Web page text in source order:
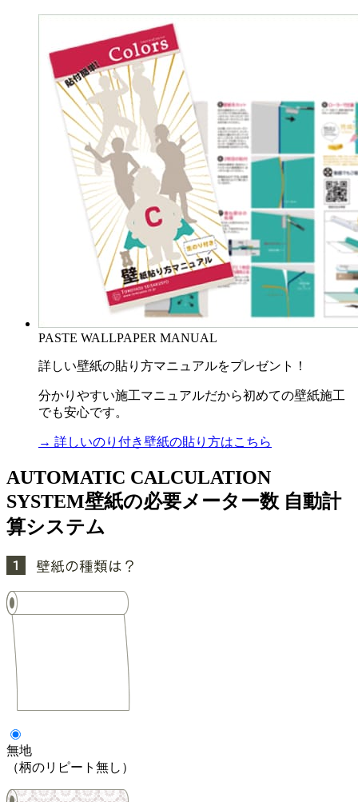
PASTE WALLPAPER MANUAL
詳しい壁紙の貼り方マニュアルをプレゼント！
分かりやすい施工マニュアルだから初めての壁紙施工
でも安心です。
→ 詳しいのり付き壁紙の貼り方はこちら
AUTOMATIC CALCULATION
SYSTEM壁紙の必要メーター数 自動計
算システム
無地
（柄のリピート無し）